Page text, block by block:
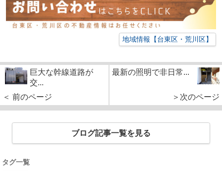
地域情報【台東区・荒川区】
巨大な幹線道路が
交...
＜ 前のページ
最新の照明で非日常...
＞次のページ
ブログ記事一覧を見る
タグ一覧